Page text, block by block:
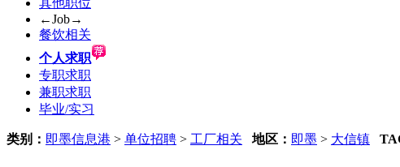
其他职位
←Job→
餐饮相关
个人求职
专职求职
兼职求职
毕业/实习
类别： 即墨信息港 > 单位招聘 > 工厂相关 地区： 即墨 > 大信镇